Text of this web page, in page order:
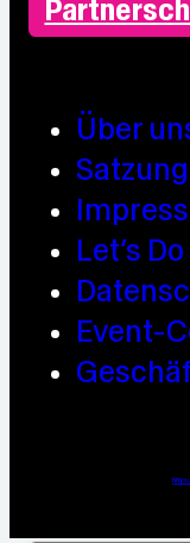
Über
Satzung
Let’s
Event-